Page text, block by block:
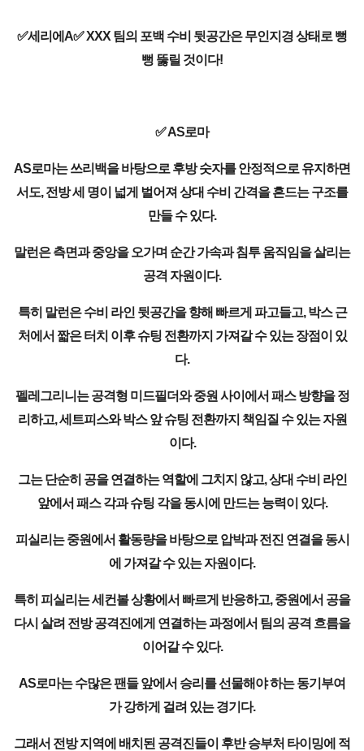
✅세리에A✅ XXX 팀의 포백 수비 뒷공간은 무인지경 상태로 뻥
뻥 뚫릴 것이다!
✅ AS로마
AS로마는 쓰리백을 바탕으로 후방 숫자를 안정적으로 유지하면
서도, 전방 세 명이 넓게 벌어져 상대 수비 간격을 흔드는 구조를
만들 수 있다.
말런은 측면과 중앙을 오가며 순간 가속과 침투 움직임을 살리는
공격 자원이다.
특히 말런은 수비 라인 뒷공간을 향해 빠르게 파고들고, 박스 근
처에서 짧은 터치 이후 슈팅 전환까지 가져갈 수 있는 장점이 있
다.
펠레그리니는 공격형 미드필더와 중원 사이에서 패스 방향을 정
리하고, 세트피스와 박스 앞 슈팅 전환까지 책임질 수 있는 자원
이다.
그는 단순히 공을 연결하는 역할에 그치지 않고, 상대 수비 라인
앞에서 패스 각과 슈팅 각을 동시에 만드는 능력이 있다.
피실리는 중원에서 활동량을 바탕으로 압박과 전진 연결을 동시
에 가져갈 수 있는 자원이다.
특히 피실리는 세컨볼 상황에서 빠르게 반응하고, 중원에서 공을
다시 살려 전방 공격진에게 연결하는 과정에서 팀의 공격 흐름을
이어갈 수 있다.
AS로마는 수많은 팬들 앞에서 승리를 선물해야 하는 동기부여
가 강하게 걸려 있는 경기다.
그래서 전방 지역에 배치된 공격진들이 후반 승부처 타이밍에 적